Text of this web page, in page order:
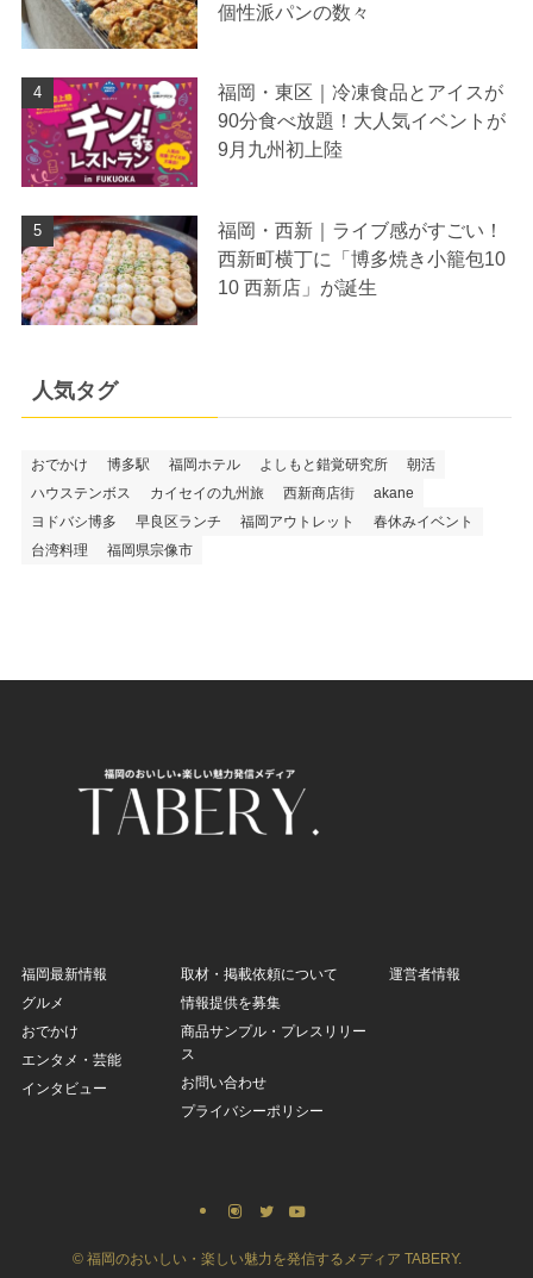
個性派パンの数々
福岡・東区｜冷凍食品とアイスが
90分食べ放題！大人気イベントが
9月九州初上陸
福岡・西新｜ライブ感がすごい！
西新町横丁に「博多焼き小籠包10
10 西新店」が誕生
人気タグ
おでかけ 博多駅 福岡ホテル よしもと錯覚研究所
朝活
ハウステンボス
カイセイの九州旅 西新商店街
akane
ヨドバシ博多
早良区ランチ 福岡アウトレット
春休みイベント
台湾料理
福岡県宗像市
福岡最新情報
グルメ
おでかけ
エンタメ・芸能
インタビュー
取材・掲載依頼について
情報提供を募集
商品サンプル・プレスリリー
ス
お問い合わせ
プライバシーポリシー
運営者情報
©福岡のおいしい・楽しい魅力を発信するメディア TABERY.